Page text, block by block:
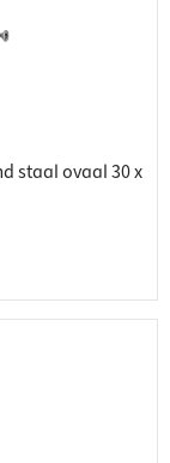
staal ovaal 30 x